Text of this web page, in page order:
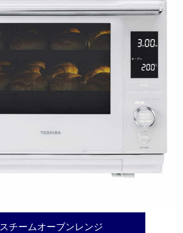
スチームオーブンレンジ